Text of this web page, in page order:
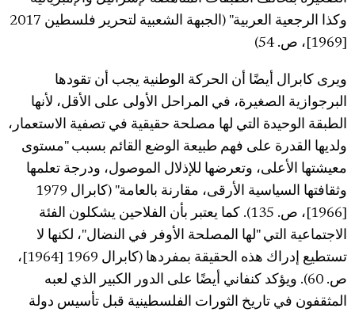
وكذا الرجعية العربية" (الجبهة الشعبية لتحرير فلسطين 2017
ويرى كابرال أيضًا أن الحركة الوطنية يجب أن تقودها
البرجوازية الصغيرة، في المراحل الأولى على الأقل، لأنها
الطبقة الوحيدة التي لها مصلحة حقيقية في تصفية الاستعمار،
ولديها القدرة على فهم طبيعة الوضع القائم بسبب "مستوى
معيشتها الأعلى، وتعرضها للإذلال الموصول، ودرجة تعلمها
وثقافتها السياسية الأرقى، مقارنة بالعامة" (كابرال 1979
[1966]، ص. 135). كما يعتبر بأن الفلاحين يشكلون الفئة
الاجتماعية التي "لها المصلحة الأوفر في النضال"، لكنها لا
تستطيع إدراك هذه الحقيقة بمفردها (كابرال 1969 [1964]،
ص. 60). ويؤكد كنفاني أيضًا على الدور الكبير الذي لعبه
المثقفون في تاريخ الثورات الفلسطينية قبل تأسيس دولة